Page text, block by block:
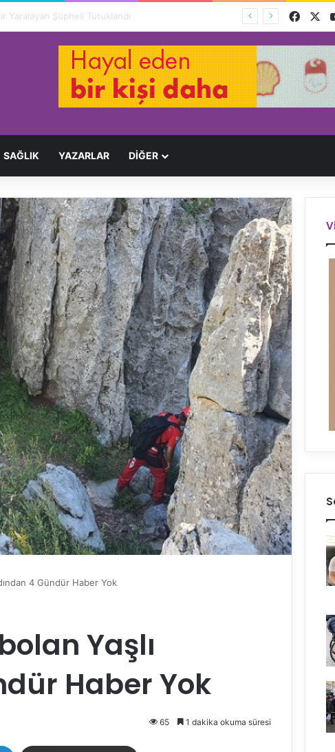
Yaralayan Şüpheli Tutuklandı
SAĞLIK YAZARLAR DİĞER
4 Gündür Haber Yok
Yaşlı
Haber Yok
65 1 dakika okuma süresi